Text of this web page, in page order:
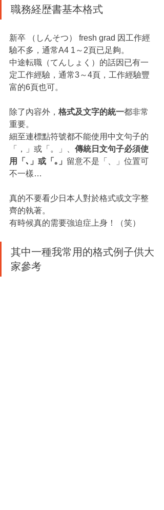
職務経歴書基本格式
新卒 （しんそつ） fresh grad 因工作經
驗不多，通常A4 1～2頁已足夠。
中途転職（てんしょく）的話因已有一
定工作經驗，通常3～4頁，工作經驗豐
富的6頁也可。
除了內容外， 格式及文字的統一都非常
重要。
細至連標點符號都不能使用中文句子的
「，」或「。」、 傳統日文句子必須使
用「､」或「｡」 留意不是「、」位置可
不一樣…
真的不要看少日本人對於格式或文字整
齊的執著。
有時候真的需要強迫症上身！（笑）
其中一種我常用的格式例子供大
家參考